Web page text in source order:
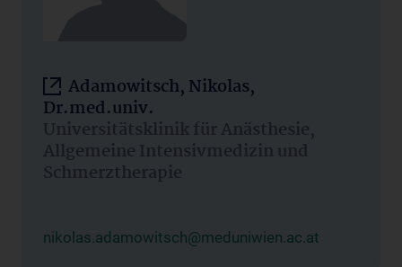
Adamowitsch, Nikolas,
Dr.med.univ.
Universitätsklinik für Anästhesie,
Allgemeine Intensivmedizin und
Schmerztherapie
nikolas.adamowitsch@meduniwien.ac.at